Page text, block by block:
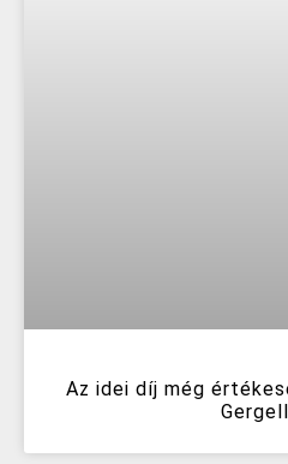
Az idei díj még